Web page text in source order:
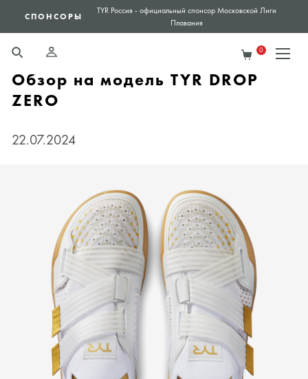
РАССРОЧКА Сплитуй с Яндекс - без переплат!
0
Обзор на модель TYR DROP
ZERO
22.07.2024